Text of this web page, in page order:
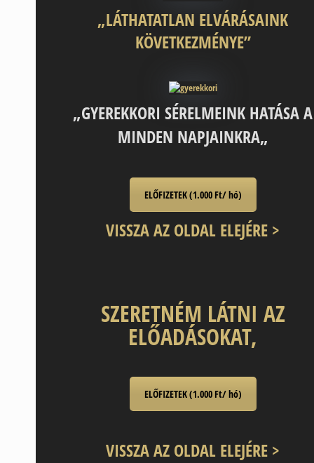
„LÁTHATATLAN ELVÁRÁSAINK
KÖVETKEZMÉNYE”
„GYEREKKORI SÉRELMEINK HATÁSA A
MINDEN NAPJAINKRA„
ELŐFIZETEK (1.000 Ft/ hó)
VISSZA AZ OLDAL ELEJÉRE >
SZERETNÉM LÁTNI AZ
ELŐADÁSOKAT,
ELŐFIZETEK (1.000 Ft/ hó)
VISSZA AZ OLDAL ELEJÉRE >